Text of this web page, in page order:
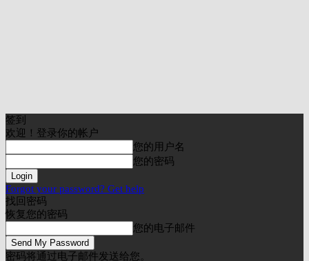
签到
欢迎！登录你的帐户
您的用户名
您的密码
Forgot your password? Get help
找回密码
恢复您的密码
您的电子邮件
密码将通过电子邮件发送给您。